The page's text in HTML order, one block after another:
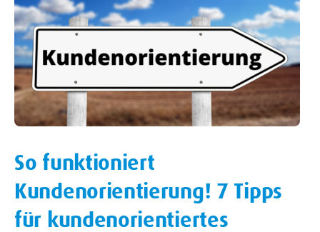
So funktioniert
Kundenorientierung! 7 Tipps
für kundenorientiertes